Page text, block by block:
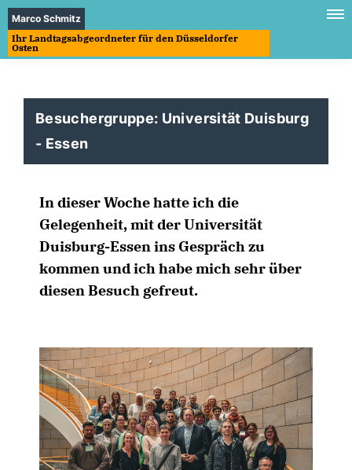
Marco Schmitz
Ihr Landtagsabgeordneter für den Düsseldorfer
Osten
Besuchergruppe: Universität Duisburg
- Essen
In dieser Woche hatte ich die
Gelegenheit, mit der Universität
Duisburg-Essen ins Gespräch zu
kommen und ich habe mich sehr über
diesen Besuch gefreut.